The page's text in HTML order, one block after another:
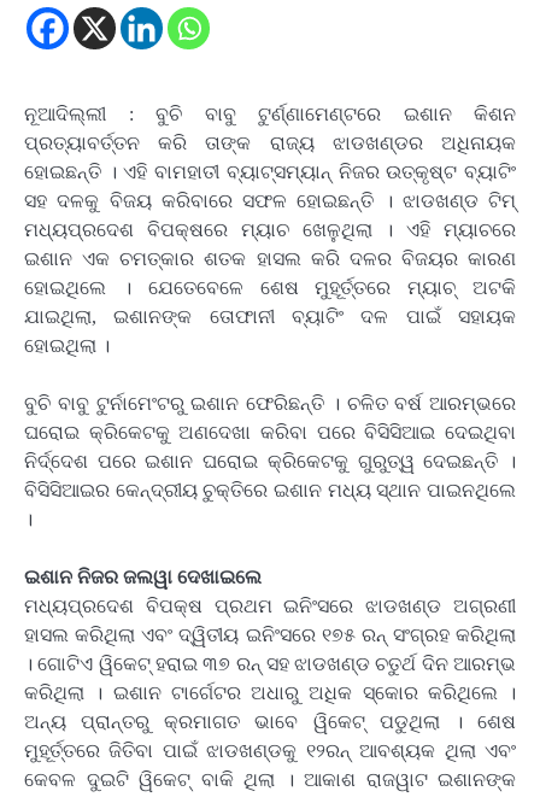
ନୂଆଦିଲ୍ଲୀ : ବୁଚି ବାବୁ ଟୁର୍ଣ୍ଣାମେଣ୍ଟରେ ଇଶାନ କିଶନ
ପ୍ରତ୍ୟାବର୍ତ୍ତନ କରି ତାଙ୍କ ରାଜ୍ୟ ଝାଡଖଣ୍ଡର ଅଧିନାୟକ
ହୋଇଛନ୍ତି । ଏହି ବାମହାତୀ ବ୍ୟାଟ୍ସମ୍ୟାନ୍ ନିଜର ଉତ୍କୃଷ୍ଟ ବ୍ୟାଟିଂ
ସହ ଦଳକୁ ବିଜୟ କରିବାରେ ସଫଳ ହୋଇଛନ୍ତି । ଝାଡଖଣ୍ଡ ଟିମ୍
ମଧ୍ୟପ୍ରଦେଶ ବିପକ୍ଷରେ ମ୍ୟାଚ ଖେଳୁଥିଲା । ଏହି ମ୍ୟାଚରେ
ଇଶାନ ଏକ ଚମତ୍କାର ଶତକ ହାସଲ କରି ଦଳର ବିଜୟର କାରଣ
ହୋଇଥିଲେ । ଯେତେବେଳେ ଶେଷ ମୁହୂର୍ତ୍ତରେ ମ୍ୟାଚ୍ ଅଟକି
ଯାଇଥିଲା, ଇଶାନଙ୍କ ତୋଫାନୀ ବ୍ୟାଟିଂ ଦଳ ପାଇଁ ସହାୟକ
ହୋଇଥିଲା ।
ବୁଚି ବାବୁ ଟୁର୍ନାମେଂଟରୁ ଇଶାନ ଫେରିଛନ୍ତି । ଚଳିତ ବର୍ଷ ଆରମ୍ଭରେ
ଘରୋଇ କ୍ରିକେଟକୁ ଅଣଦେଖା କରିବା ପରେ ବିସିସିଆଇ ଦେଇଥିବା
ନିର୍ଦ୍ଦେଶ ପରେ ଇଶାନ ଘରୋଇ କ୍ରିକେଟକୁ ଗୁରୁତ୍ୱ ଦେଇଛନ୍ତି ।
ବିସିସିଆଇର କେନ୍ଦ୍ରୀୟ ଚୁକ୍ତିରେ ଇଶାନ ମଧ୍ୟ ସ୍ଥାନ ପାଇନଥିଲେ
।
ଇଶାନ ନିଜର ଜଲୱା ଦେଖାଇଲେ
ମଧ୍ୟପ୍ରଦେଶ ବିପକ୍ଷ ପ୍ରଥମ ଇନିଂସରେ ଝାଡଖଣ୍ଡ ଅଗ୍ରଣୀ
ହାସଲ କରିଥିଲା ଏବଂ ଦ୍ୱିତୀୟ ଇନିଂସରେ ୧୭୫ ରନ୍ ସଂଗ୍ରହ କରିଥିଲା
। ଗୋଟିଏ ୱିକେଟ୍ ହରାଇ ୩୭ ରନ୍ ସହ ଝାଡଖଣ୍ଡ ଚତୁର୍ଥ ଦିନ ଆରମ୍ଭ
କରିଥିଲା । ଇଶାନ ଟାର୍ଗେଟର ଅଧାରୁ ଅଧିକ ସ୍କୋର କରିଥିଲେ ।
ଅନ୍ୟ ପ୍ରାନ୍ତରୁ କ୍ରମାଗତ ଭାବେ ୱିକେଟ୍ ପଡୁଥିଲା । ଶେଷ
ମୁହୂର୍ତ୍ତରେ ଜିତିବା ପାଇଁ ଝାଡଖଣ୍ଡକୁ ୧୨ରନ୍ ଆବଶ୍ୟକ ଥିଲା ଏବଂ
କେବଳ ଦୁଇଟି ୱିକେଟ୍ ବାକି ଥିଲା । ଆକାଶ ରାଜୱାଟ ଇଶାନଙ୍କ